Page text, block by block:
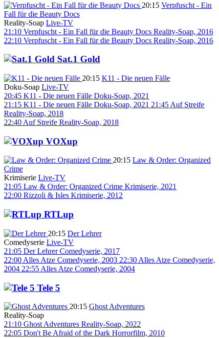
20:15 Verpfuscht - Ein
Fall für die Beauty Docs
Reality-Soap Live-TV
21:10 Verpfuscht - Ein Fall für die Beauty Docs Reality-Soap, 2016
22:10 Verpfuscht - Ein Fall für die Beauty Docs Reality-Soap, 2016
Sat.1 Gold
20:15 K11 - Die neuen Fälle
Doku-Soap Live-TV
20:45 K11 - Die neuen Fälle Doku-Soap, 2021
21:15 K11 - Die neuen Fälle Doku-Soap, 2021 21:45 Auf Streife
Reality-Soap, 2018
22:40 Auf Streife Reality-Soap, 2018
VOXup
20:15 Law & Order: Organized
Crime
Krimiserie Live-TV
21:05 Law & Order: Organized Crime Krimiserie, 2021
22:00 Rizzoli & Isles Krimiserie, 2012
RTLup
20:15 Der Lehrer
Comedyserie Live-TV
21:05 Der Lehrer Comedyserie, 2017
22:00 Alles Atze Comedyserie, 2003 22:30 Alles Atze Comedyserie,
2004 22:55 Alles Atze Comedyserie, 2004
Tele 5
20:15 Ghost Adventures
Reality-Soap
21:10 Ghost Adventures Reality-Soap, 2022
22:05 Don't Be Afraid of the Dark Horrorfilm, 2010